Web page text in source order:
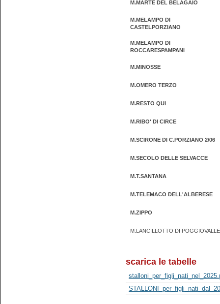
M.MARTE DEL BELAGAIO
M.MELAMPO DI
CASTELPORZIANO
M.MELAMPO DI
ROCCARESPAMPANI
M.MINOSSE
M.OMERO TERZO
M.RESTO QUI
M.RIBO' DI CIRCE
M.SCIRONE DI C.PORZIANO 2/06
M.SECOLO DELLE SELVACCE
M.T.SANTANA
M.TELEMACO DELL'ALBERESE
M.ZIPPO
M.LANCILLOTTO DI POGGIOVALLE
scarica le tabelle